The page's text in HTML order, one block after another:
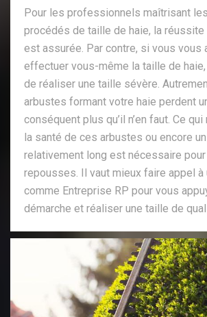
Pour les professionnels maîtrisant
procédés de taille de haie, la réussite
est assurée. Par contre, si vous vous
effectuer vous-même la taille de
de réaliser une taille sévère.
arbustes formant votre haie perdent
conséquent plus qu’il n’en faut. Ce
la santé de ces arbustes ou encore
relativement long est nécessaire
repousses. Il vaut mieux faire appel à
comme Entreprise RP pour vous
démarche et réaliser une taille de